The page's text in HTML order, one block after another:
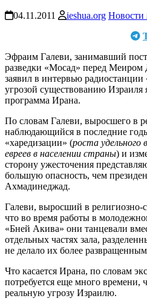
04.11.2011 ieshua.org Новости
Эфраим Галеви, занимавший
разведки «Мосад» перед
заявил в интервью радиостанции
угрозой существованию Израиля
программа Ирана.
По словам Галеви, выросшего в
наблюдающийся в последние
«харедизации» (роста удельного
евреев в населении страны) и
сторону ужесточения
большую опасность, чем
Ахмадинеджад.
Галеви, выросший в религиозно-
что во время работы в
«Бней Акива» они танцевали
отдельных частях зала,
не делало их более
Что касается Ирана, по словам
потребуется еще много времени,
реальную угрозу Израилю.